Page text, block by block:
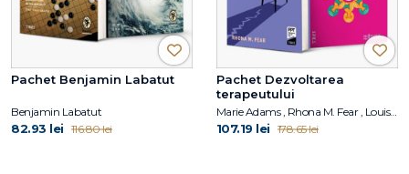
Pachet Benjamin Labatut
Benjamin Labatut
82.93 lei 116.80 lei
Pachet Dezvoltarea
terapeutului
Marie Adams , Rhona M. Fear , Louis Cozolino
107.19 lei 178.65 lei